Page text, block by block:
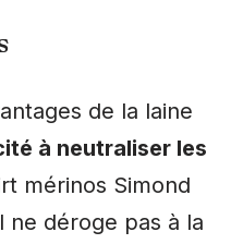
de la laine
à neutraliser les
mérinos Simond
ne déroge pas à la